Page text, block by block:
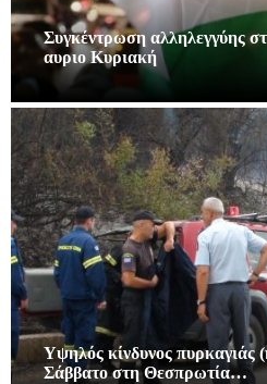
Συγκέντρωση αλληλεγγύης
αυριο Κυριακή
Υψηλός κίνδυνος πυρκαγιάς
Σάββατο στη Θεσπρωτία…